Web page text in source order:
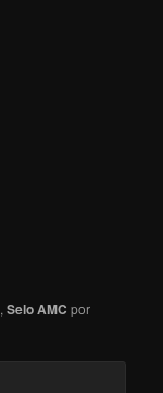
,Selo AMC por